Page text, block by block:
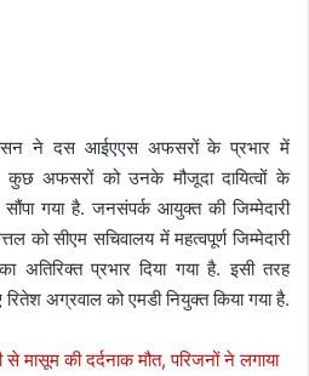
ने दस आईएएस अफसरों के प्रभार में
कुछ अफसरों को उनके मौजूदा दायित्वों के
सौंपा गया है. जनसंपर्क आयुक्त की जिम्मेदारी
को सीएम सचिवालय में महत्वपूर्ण जिम्मेदारी
अतिरिक्त प्रभार दिया गया है. इसी तरह
अग्रवाल को एमडी नियुक्त किया गया है.
मासूम की दर्दनाक मौत, परिजनों ने लगाया